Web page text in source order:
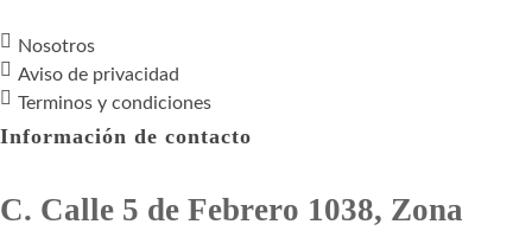
Nosotros
Aviso de privacidad
Terminos y condiciones
Información de contacto
C. Calle 5 de Febrero 1038, Zona